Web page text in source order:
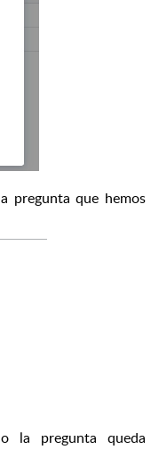
pregunta que hemos
la pregunta queda